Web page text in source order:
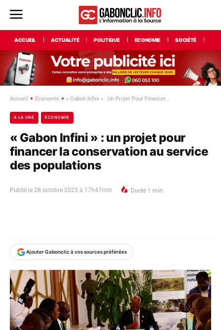
ACCUEIL ACTUALITÉ POLITIQUE ECONOMIE SOCIÉTÉ
Accueil Economie « Gabon Infini » : Un Projet Pour Financer...
A LA UNE ECONOMIE
« Gabon Infini » : un projet pour
financer la conservation au service
des populations
Publié le 28 octobre 2025 à 17h47min Durée 1 min.
Ajouter Gabonclic à vos sources préférées